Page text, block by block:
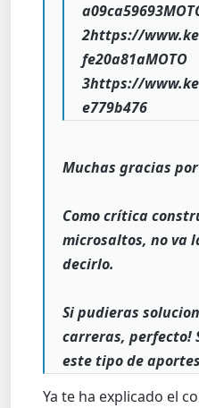
2https://
fe20a81aMOTO
3https://
e779b476
Muchas gracias
Como crítica
microsaltos, no va
decirlo.
Si pudieras
carreras, perfecto!
este tipo de
Ya te ha explicado el